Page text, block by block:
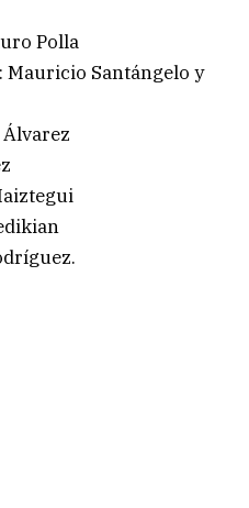
Polla
Santángelo y